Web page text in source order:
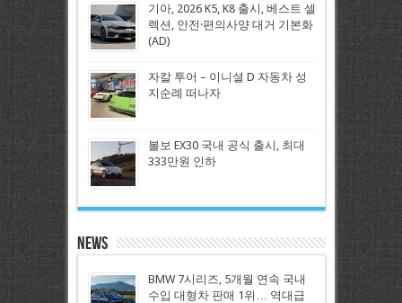
기아, 2026 K5, K8 출시, 베스트 셀
렉션, 안전·편의사양 대거 기본화
(AD)
자칼 투어 – 이니셜 D 자동차 성
지순례 떠나자
볼보 EX30 국내 공식 출시, 최대
333만원 인하
News
BMW 7시리즈, 5개월 연속 국내
수입 대형차 판매 1위… 역대급